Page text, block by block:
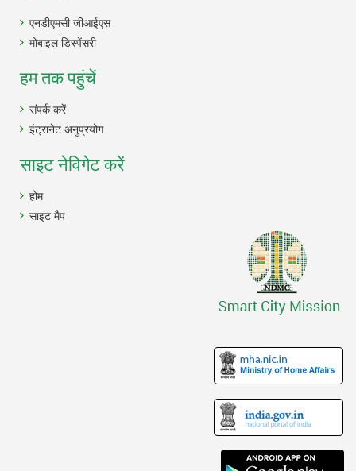
एनडीएमसी जीआईएस
मोबाइल डिस्पेंसरी
हम तक पहुंचें
संपर्क करें
इंट्रानेट अनुप्रयोग
साइट नेविगेट करें
होम
साइट मैप